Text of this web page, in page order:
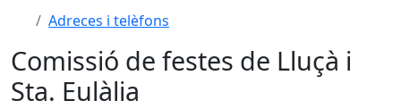
Adreces i telèfons
Comissió de festes de Lluçà i
Sta. Eulàlia